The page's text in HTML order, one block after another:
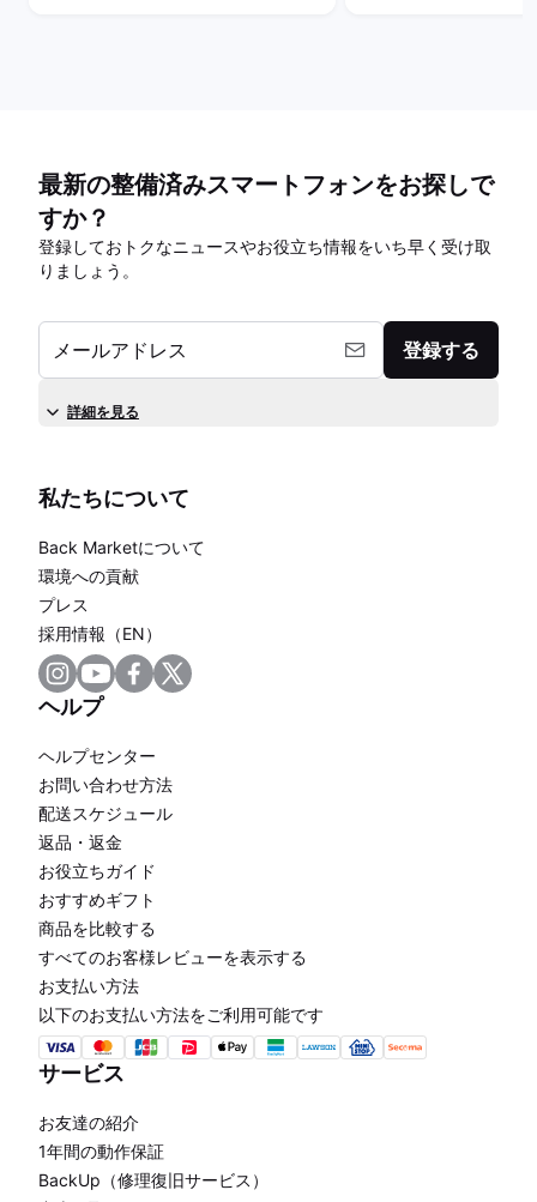
最新の整備済みスマートフォンをお探しで
すか？
登録しておトクなニュースやお役立ち情報をいち早く受け取
りましょう。
メールアドレス 登録する
詳細を見る
私たちについて
Back Marketについて
環境への貢献
プレス
採用情報（EN）
ヘルプ
ヘルプセンター
お問い合わせ方法
配送スケジュール
返品・返金
お役立ちガイド
おすすめギフト
商品を比較する
すべてのお客様レビューを表示する
お支払い方法
以下のお支払い方法をご利用可能です
サービス
お友達の紹介
1年間の動作保証
BackUp（修理復旧サービス）